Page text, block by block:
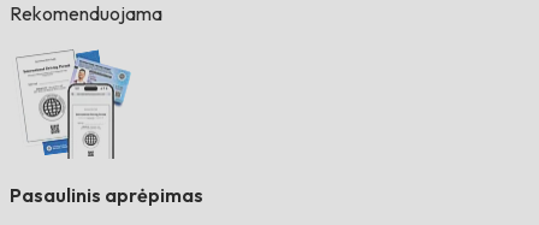
Rekomenduojama
Pasaulinis aprėpimas